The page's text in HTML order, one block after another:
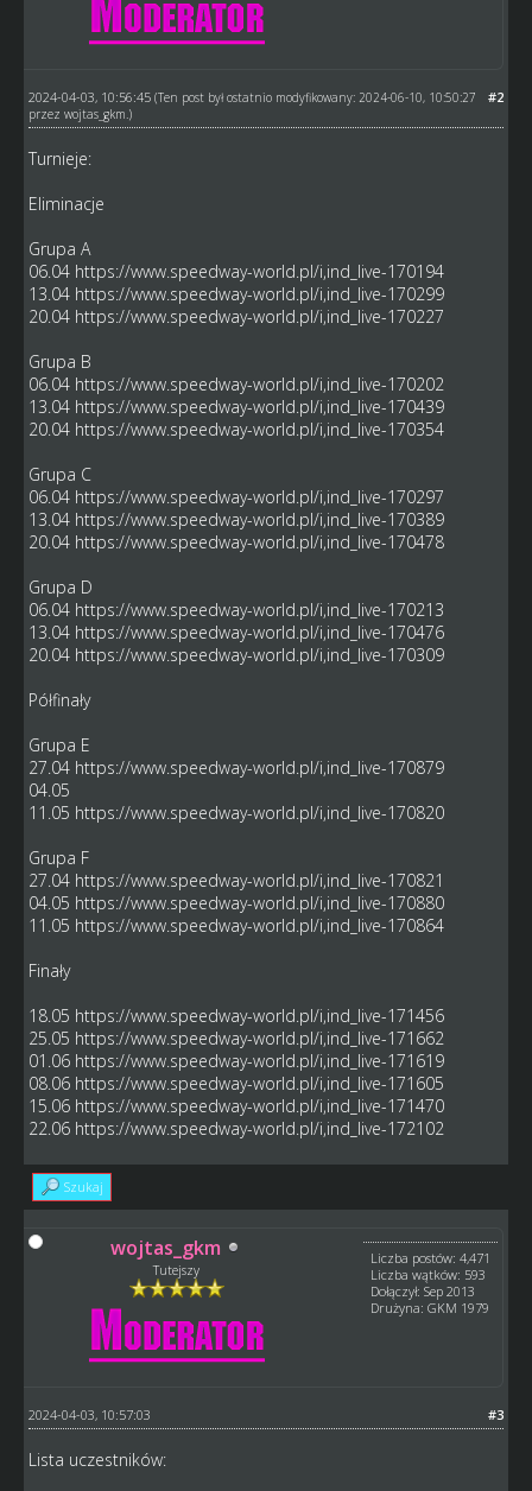
#2
2024-04-03, 10:56:45 (Ten post był ostatnio modyfikowany: 2024-06-10, 10:50:27
przez wojtas_gkm .)
Turnieje:
Eliminacje
Grupa A
06.04 https://www.speedway-world.pl/i,ind_live-170194
13.04 https://www.speedway-world.pl/i,ind_live-170299
20.04 https://www.speedway-world.pl/i,ind_live-170227
Grupa B
06.04 https://www.speedway-world.pl/i,ind_live-170202
13.04 https://www.speedway-world.pl/i,ind_live-170439
20.04 https://www.speedway-world.pl/i,ind_live-170354
Grupa C
06.04 https://www.speedway-world.pl/i,ind_live-170297
13.04 https://www.speedway-world.pl/i,ind_live-170389
20.04 https://www.speedway-world.pl/i,ind_live-170478
Grupa D
06.04 https://www.speedway-world.pl/i,ind_live-170213
13.04 https://www.speedway-world.pl/i,ind_live-170476
20.04 https://www.speedway-world.pl/i,ind_live-170309
Półfinały
Grupa E
27.04 https://www.speedway-world.pl/i,ind_live-170879
04.05
11.05 https://www.speedway-world.pl/i,ind_live-170820
Grupa F
27.04 https://www.speedway-world.pl/i,ind_live-170821
04.05 https://www.speedway-world.pl/i,ind_live-170880
11.05 https://www.speedway-world.pl/i,ind_live-170864
Finały
18.05 https://www.speedway-world.pl/i,ind_live-171456
25.05 https://www.speedway-world.pl/i,ind_live-171662
01.06 https://www.speedway-world.pl/i,ind_live-171619
08.06 https://www.speedway-world.pl/i,ind_live-171605
15.06 https://www.speedway-world.pl/i,ind_live-171470
22.06 https://www.speedway-world.pl/i,ind_live-172102
Szukaj
wojtas_gkm
Tutejszy
Liczba postów: 4,471
Liczba wątków: 593
Dołączył: Sep 2013
Drużyna: GKM 1979
#3
2024-04-03, 10:57:03
Lista uczestników: